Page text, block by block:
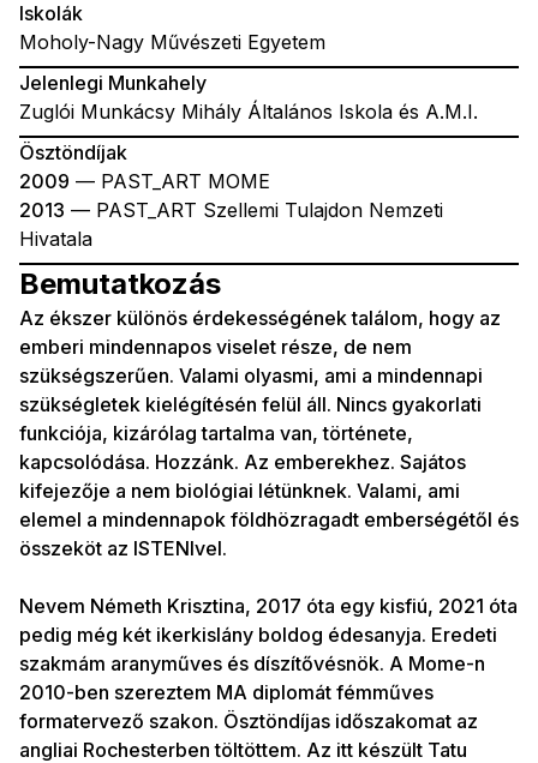
Bemutatkozás
Az ékszer különös érdekességének találom, hogy az
emberi mindennapos viselet része, de nem
szükségszerűen. Valami olyasmi, ami a mindennapi
szükségletek kielégítésén felül áll. Nincs gyakorlati
funkciója, kizárólag tartalma van, története,
kapcsolódása. Hozzánk. Az emberekhez. Sajátos
kifejezője a nem biológiai létünknek. Valami, ami
elemel a mindennapok földhözragadt emberségétől és
összeköt az ISTENIvel.
Nevem Németh Krisztina, 2017 óta egy kisfiú, 2021 óta
pedig még két ikerkislány boldog édesanyja. Eredeti
szakmám aranyműves és díszítővésnök. A Mome-n
2010-ben szereztem MA diplomát fémműves
formatervező szakon. Ösztöndíjas időszakomat az
angliai Rochesterben töltöttem. Az itt készült Tatu
Iskolák
Moholy-Nagy Művészeti Egyetem
Jelenlegi Munkahely
Zuglói Munkácsy Mihály Általános Iskola és A.M.I.
Ösztöndíjak
2009 — PAST_ART MOME
2013 — PAST_ART Szellemi Tulajdon Nemzeti
Hivatala